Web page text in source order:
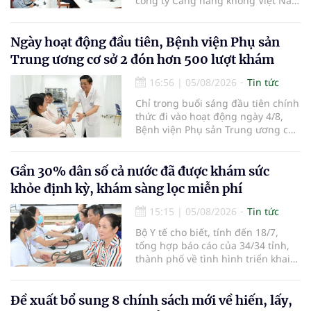
tác giữa tỉnh Lâm Đồng và ACV
trong việc phục hồi hoạt động
hàng không, thúc đẩy mở mới các
đường bay nội địa và quốc tế.
Ngày hoạt động đầu tiên, Bệnh viện Phụ sản
Trung ương cơ sở 2 đón hơn 500 lượt khám
16:56 | 05/08/2026
Tin tức
Chỉ trong buổi sáng đầu tiên chính
thức đi vào hoạt động ngày 4/8,
Bệnh viện Phụ sản Trung ương cơ
em bé đầu tiên chào đời.
Gần 30% dân số cả nước đã được khám sức
khỏe định kỳ, khám sàng lọc miễn phí
15:15 | 05/08/2026
Tin tức
Bộ Y tế cho biết, tính đến 18/7,
tổng hợp báo cáo của 34/34 tỉnh,
thành phố về tình hình triển khai
nhận 32.286.360 người, chiếm gần
Đề xuất bổ sung 8 chính sách mới về hiến, lấy,